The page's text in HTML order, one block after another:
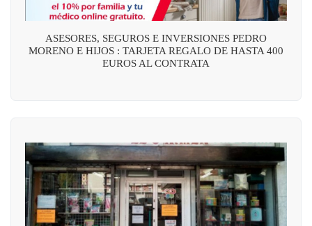
ASESORES, SEGUROS E INVERSIONES PEDRO
MORENO E HIJOS : TARJETA REGALO DE HASTA 400
EUROS AL CONTRATA